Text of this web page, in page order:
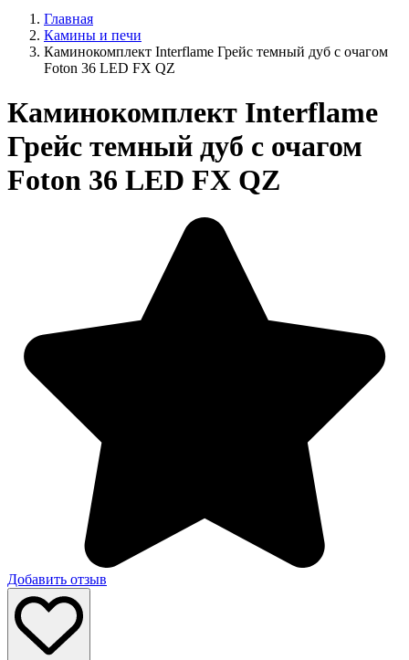
Главная
Камины и печи
Каминокомплект Interflame Грейс темный дуб с очагом
Foton 36 LED FX QZ
Каминокомплект Interflame
Грейс темный дуб с очагом
Foton 36 LED FX QZ
Добавить отзыв